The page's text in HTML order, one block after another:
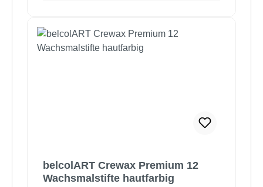
belcolART Crewax Premium 12
Wachsmalstifte hautfarbig